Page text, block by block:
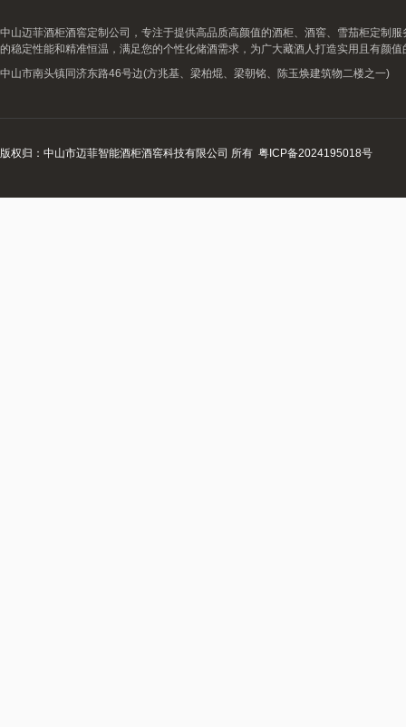
中山迈菲酒柜酒窖定制公司，专注于提供高品质高颜值的酒柜、酒窖、雪茄柜定制
的稳定性能和精准恒温，满足您的个性化储酒需求，为广大藏酒人打造实用且有颜值
中山市南头镇同济东路46号边(方兆基、梁柏焜、梁朝铭、陈玉焕建筑物二楼之一)
版权归：中山市迈菲智能酒柜酒窖科技有限公司 所有 粤ICP备2024195018号